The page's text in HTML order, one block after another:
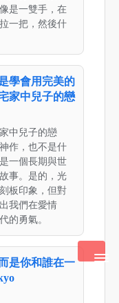
是一雙手，在
一把，然後什
學會用完美的
家中兒子的戀
中兒子的戀
作，也不是什
一個長期與世
事。是的，光
板印象，但對
我們在愛情
的勇氣。
是你和誰在一